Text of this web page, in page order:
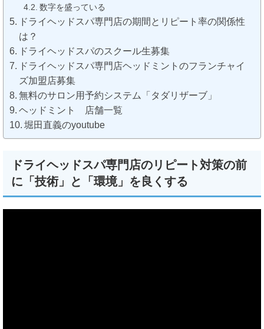
数字を盛っている
ドライヘッドスパ専門店の期間とリピート率の関係性
は？
ドライヘッドスパのスクール生募集
ドライヘッドスパ専門店ヘッドミントのフランチャイ
ズ加盟店募集
無料のサロン用予約システム「タダリザーブ」
ヘッドミント 店舗一覧
堀田直義のyoutube
ドライヘッドスパ専門店のリピート対策の前
に「技術」と「環境」を良くする